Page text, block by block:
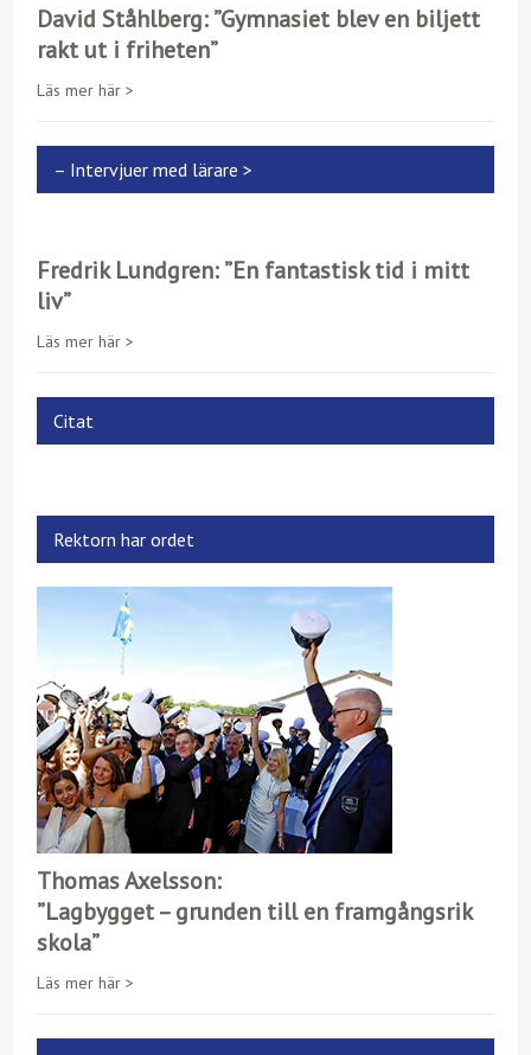
David Ståhlberg: ”Gymnasiet blev en biljett
rakt ut i friheten”
Läs mer här >
– Intervjuer med lärare >
Fredrik Lundgren: ”En fantastisk tid i mitt
liv”
Läs mer här >
Citat
Rektorn har ordet
Thomas Axelsson:
”Lagbygget – grunden till en framgångsrik
skola”
Läs mer här >